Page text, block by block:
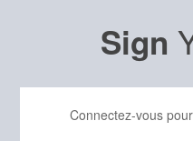
Sign
Connectez-vous